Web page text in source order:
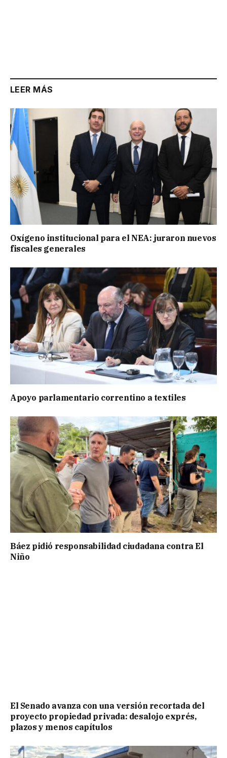
LEER MÁS
Oxígeno institucional para el NEA: juraron nuevos
fiscales generales
Apoyo parlamentario correntino a textiles
Báez pidió responsabilidad ciudadana contra El
Niño
El Senado avanza con una versión recortada del
proyecto propiedad privada: desalojo exprés,
plazos y menos capítulos